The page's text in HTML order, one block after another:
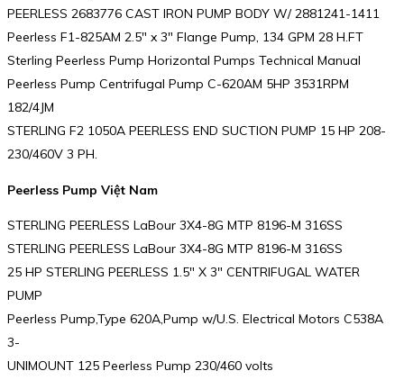
PEERLESS 2683776 CAST IRON PUMP BODY W/ 2881241-1411
Peerless F1-825AM 2.5″ x 3″ Flange Pump, 134 GPM 28 H.FT
Sterling Peerless Pump Horizontal Pumps Technical Manual
Peerless Pump Centrifugal Pump C-620AM 5HP 3531RPM
182/4JM
STERLING F2 1050A PEERLESS END SUCTION PUMP 15 HP 208-
230/460V 3 PH.
Peerless Pump Việt Nam
STERLING PEERLESS LaBour 3X4-8G MTP 8196-M 316SS
STERLING PEERLESS LaBour 3X4-8G MTP 8196-M 316SS
25 HP STERLING PEERLESS 1.5″ X 3″ CENTRIFUGAL WATER
PUMP
Peerless Pump,Type 620A,Pump w/U.S. Electrical Motors C538A
3-
UNIMOUNT 125 Peerless Pump 230/460 volts